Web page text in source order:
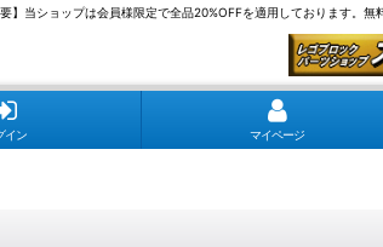
要】当ショップは会員様限定で全品20%OFFを適用しております。
イン マイページ